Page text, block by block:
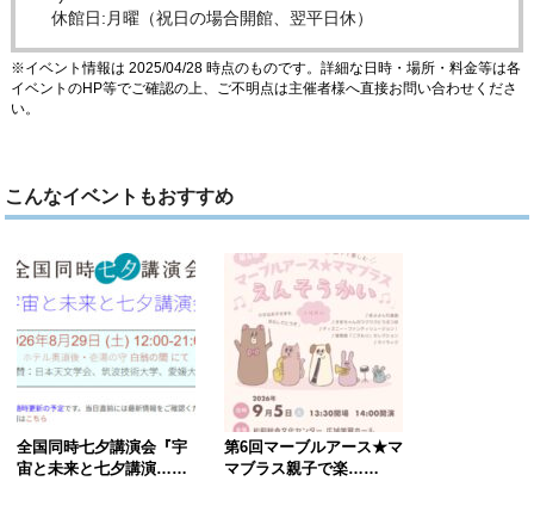
休館日:月曜（祝日の場合開館、翌平日休）
※イベント情報は 2025/04/28 時点のものです。詳細な日時・場所・料金等は各
イベントのHP等でご確認の上、ご不明点は主催者様へ直接お問い合わせくださ
い。
こんなイベントもおすすめ
全国同時七夕講演会『宇
宙と未来と七夕講演……
第6回マーブルアース★マ
マブラス親子で楽……